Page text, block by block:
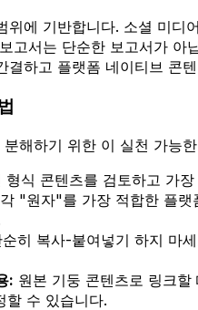
위에 기반합니다. 소셜 미
고서는 단순한 보고서가
결하고 플랫폼 네이티브 콘
해하기 위한 이 실천 가능
형식 콘텐츠를 검토하고 가
각 "원자"를 가장 적합한 플
순히 복사-붙여넣기 하지 마
: 원본 기둥 콘텐츠로 링크
할 수 있습니다.